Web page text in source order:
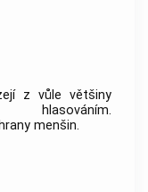
z vůle většiny
hlasováním.
menšin.